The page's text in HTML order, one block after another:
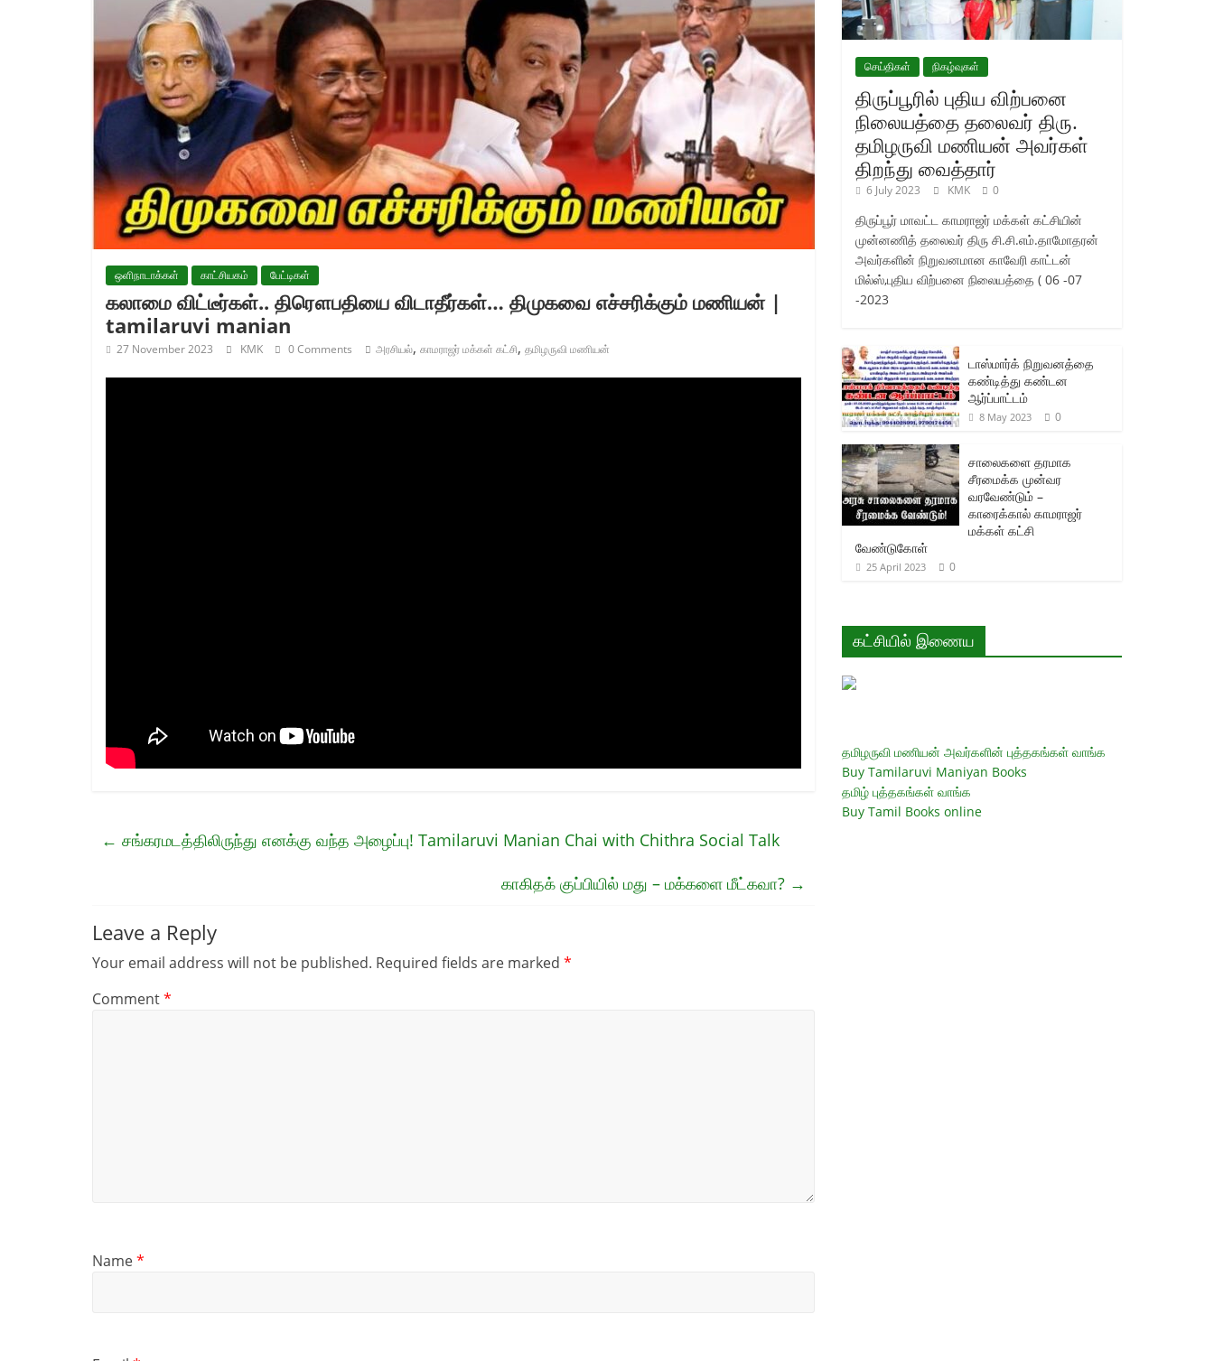
ஒளிநாடாக்கள் காட்சியகம் பேட்டிகள்
கலாமை விட்டீர்கள்.. திரௌபதியை விடாதீர்கள்… திமுகவை எச்சரிக்கும் மணியன் |
tamilaruvi manian
27 November 2023 KMK 0 Comments அரசியல், காமராஜர் மக்கள் கட்சி, தமிழருவி மணியன்
← சங்கரமடத்திலிருந்து எனக்கு வந்த அழைப்பு! Tamilaruvi Manian Chai with Chithra Social Talk
காகிதக் குப்பியில் மது – மக்களை மீட்கவா? →
Leave a Reply
Your email address will not be published. Required fields are marked *
Comment*
Name*
செய்திகள் நிகழ்வுகள்
திருப்பூரில் புதிய விற்பனை
நிலையத்தை தலைவர் திரு.
தமிழருவி மணியன் அவர்கள்
திறந்து வைத்தார்
6 July 2023 KMK 0
திருப்பூர் மாவட்ட காமராஜர் மக்கள் கட்சியின்
முன்னணித் தலைவர் திரு சி.சி.எம்.தாமோதரன்
அவர்களின் நிறுவனமான காவேரி காட்டன்
மில்ஸ்,புதிய விற்பனை நிலையத்தை ( 06 -07
-2023
டாஸ்மார்க் நிறுவனத்தை
கண்டித்து கண்டன
ஆர்ப்பாட்டம்
8 May 2023 0
சாலைகளை தரமாக
சீரமைக்க முன்வர
வரவேண்டும் –
காரைக்கால் காமராஜர்
மக்கள் கட்சி
வேண்டுகோள்
25 April 2023 0
கட்சியில் இணைய
தமிழருவி மணியன் அவர்களின் புத்தகங்கள் வாங்க
Buy Tamilaruvi Maniyan Books
தமிழ் புத்தகங்கள் வாங்க
Buy Tamil Books online